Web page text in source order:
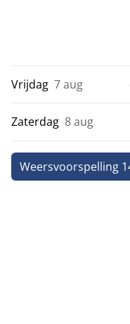
Vrijdag 7 aug
Zaterdag 8 aug
Weersvoorspelling